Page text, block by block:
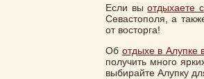
Если выотдыхаете
Севастополя, а
от восторга!
Об отдыхе в Алупке
получить много
выбирайте Алупку